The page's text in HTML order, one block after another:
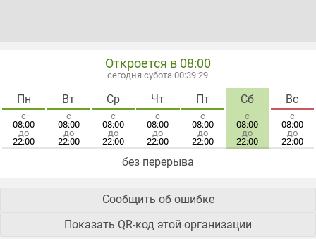
Откроется в 08:00
сегодня субота 00:39:29
Пн
с
08:00
до
22:00
Вт
с
08:00
до
22:00
Ср
с
08:00
до
22:00
Чт
с
08:00
до
22:00
Пт
с
08:00
до
22:00
Сб
с
08:00
до
22:00
Вс
с
08:00
до
22:00
без перерыва
Сообщить об ошибке
Показать QR-код этой организации